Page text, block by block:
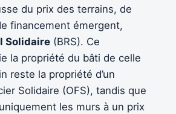
du prix des terrains, de
financement émergent,
Solidaire (BRS). Ce
la propriété du bâti de celle
reste la propriété d’un
Solidaire (OFS), tandis que
les murs à un prix